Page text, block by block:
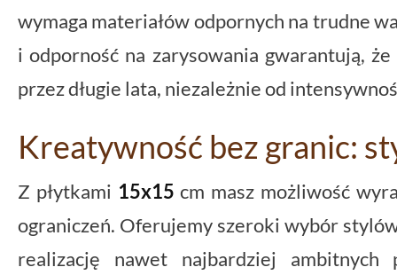
wymaga materiałów odpornych na trudne
i odporność na zarysowania gwarantują,
przez długie lata, niezależnie od
Kreatywność bez granic:
Z płytkami 15x15 cm masz możliwość
ograniczeń. Oferujemy szeroki wybór
realizację nawet najbardziej